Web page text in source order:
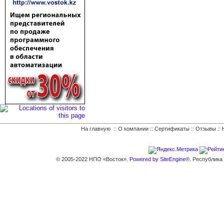
На главную :: О компании :: Сертификаты :: Отзывы ::
© 2005-2022 НПО «Восток». Powered by SiteEngine®.